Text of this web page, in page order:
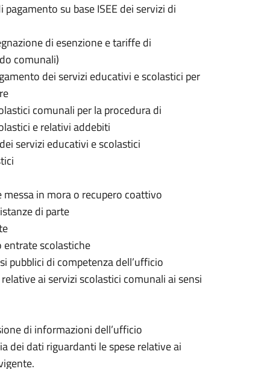
su base ISEE dei servizi di
di esenzione e tariffe di
comunali)
dei servizi educativi e scolastici per
comunali per la procedura di
e relativi addebiti
servizi educativi e scolastici
in mora o recupero coattivo
di parte
entrate scolastiche
pubblici di competenza dell’ufficio
ai servizi scolastici comunali ai sensi
di informazioni dell’ufficio
dei dati riguardanti le spese relative ai